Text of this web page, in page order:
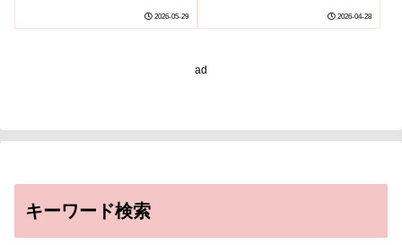
の食性復元から、化石種
の古生態解明へ――
2026-05-29
石骨中のステロールの炭
2026-04-28
ad
キーワード検索